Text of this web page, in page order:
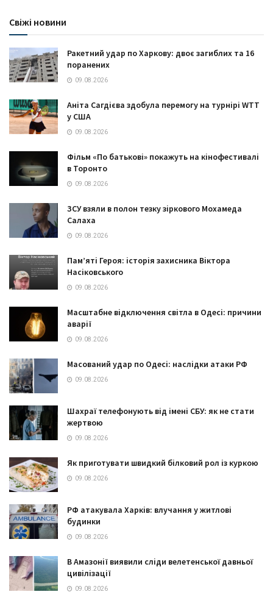
Свіжі новини
Ракетний удар по Харкову: двоє загиблих та 16
поранених
09.08.2026
Аніта Сагдієва здобула перемогу на турнірі WTT
у США
09.08.2026
Фільм «По батькові» покажуть на кінофестивалі
в Торонто
09.08.2026
ЗСУ взяли в полон тезку зіркового Мохамеда
Салаха
09.08.2026
Пам’яті Героя: історія захисника Віктора
Насіковського
09.08.2026
Масштабне відключення світла в Одесі: причини
аварії
09.08.2026
Масований удар по Одесі: наслідки атаки РФ
09.08.2026
Шахраї телефонують від імені СБУ: як не стати
жертвою
09.08.2026
Як приготувати швидкий білковий рол із куркою
09.08.2026
РФ атакувала Харків: влучання у житлові
будинки
09.08.2026
В Амазонії виявили сліди велетенської давньої
цивілізації
09.08.2026